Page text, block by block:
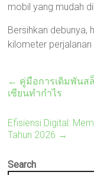
mobil yang mudah
Bersihkan debunya,
kilometer
← คู่มือการเดิมพัน
เซียนทำกำไร
Efisiensi Digital:
Tahun 2026 →
Search